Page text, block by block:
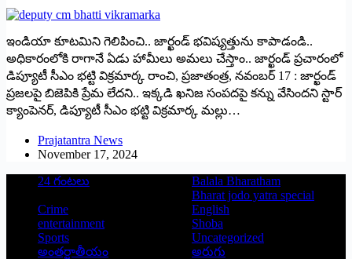
ఇండియా కూటమిని గెలిపించి.. జార్ఖండ్ భవిష్యత్తును కాపాడండి..
అధికారంలోకి రాగానే ఏడు హామీలు అమలు చేస్తాం.. జార్ఖండ్ ప్ర‌చారంలో
డిప్యూటీ సీఎం భ‌ట్టి విక్ర‌మార్క‌ రాంచి, ప్ర‌జాతంత్ర‌, న‌వంబ‌ర్ 17 : జార్ఖండ్
ప్రజలపై బిజెపికి ప్రేమ లేద‌ని.. ఇక్కడి ఖనిజ సంపదపై కన్ను వేసిందని స్టార్
క్యాంపెనర్, డిప్యూటీ సీఎం భట్టి విక్రమార్క మల్లు…
Prajatantra News
November 17, 2024
24 గంటలు
Balala Bharatham
Bharat jodo yatra special
Crime
English
entertainment
Shoba
Sports
Uncategorized
అంతర్జాతీయం
అరుగు